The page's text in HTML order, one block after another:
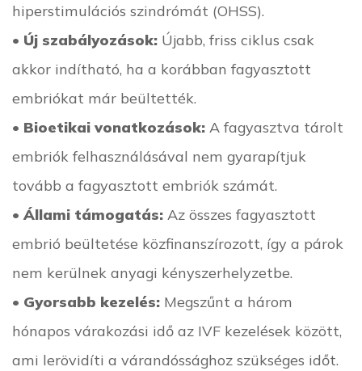
hiperstimulációs szindrómát (OHSS).
• Új szabályozások: Újabb, friss ciklus csak
akkor indítható, ha a korábban fagyasztott
embriókat már beültették.
• Bioetikai vonatkozások: A fagyasztva tárolt
embriók felhasználásával nem gyarapítjuk
tovább a fagyasztott embriók számát.
• Állami támogatás: Az összes fagyasztott
embrió beültetése közfinanszírozott, így a párok
nem kerülnek anyagi kényszerhelyzetbe.
• Gyorsabb kezelés: Megszűnt a három
hónapos várakozási idő az IVF kezelések között,
ami lerövidíti a várandóssághoz szükséges időt.